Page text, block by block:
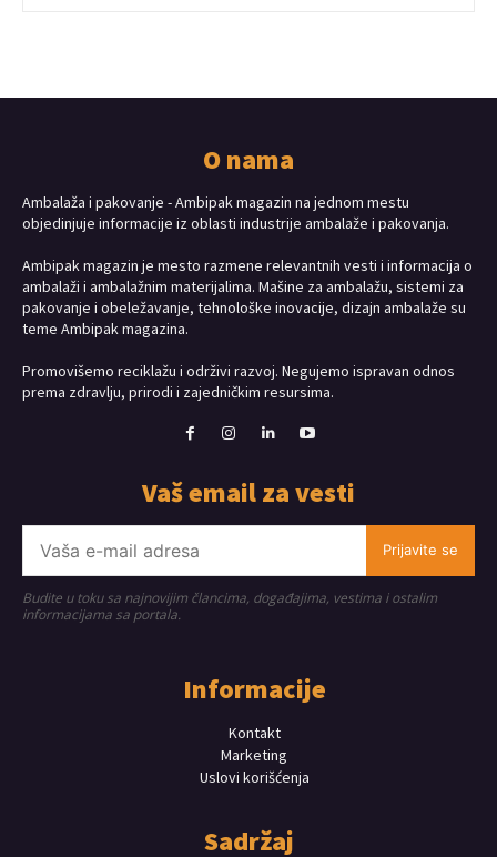
O nama
Ambalaža i pakovanje - Ambipak magazin na jednom mestu
objedinjuje informacije iz oblasti industrije ambalaže i pakovanja.
Ambipak magazin je mesto razmene relevantnih vesti i informacija o
ambalaži i ambalažnim materijalima. Mašine za ambalažu, sistemi za
pakovanje i obeležavanje, tehnološke inovacije, dizajn ambalaže su
teme Ambipak magazina.
Promovišemo reciklažu i održivi razvoj. Negujemo ispravan odnos
prema zdravlju, prirodi i zajedničkim resursima.
Vaš email za vesti
Prijavite se
Budite u toku sa najnovijim člancima, događajima, vestima i ostalim
informacijama sa portala.
Informacije
Kontakt
Marketing
Uslovi korišćenja
Sadržaj